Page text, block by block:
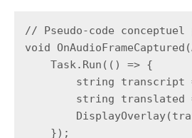
// Pseudo-code
void
    Task.Run(() => {
string transcript
string translated
    });